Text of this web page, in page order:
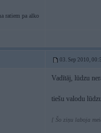
ratiem pa alko
03. Sep 2010,
Vadītāj, lūdzu
tiešu valodu
[ Šo ziņu laboja